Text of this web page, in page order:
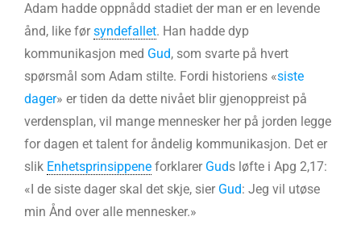
Adam hadde oppnådd stadiet der man er en levende
ånd, like førsyndefallet. Han hadde dyp
kommunikasjon med Gud, som svarte på hvert
spørsmål som Adam stilte. Fordi historiens «siste
dager» er tiden da dette nivået blir gjenoppreist på
verdensplan, vil mange mennesker her på jorden legge
for dagen et talent for åndelig kommunikasjon. Det er
slik Enhetsprinsippene forklarer Guds løfte i Apg 2,17:
«I de siste dager skal det skje, sier Gud: Jeg vil utøse
min Ånd over alle mennesker.»